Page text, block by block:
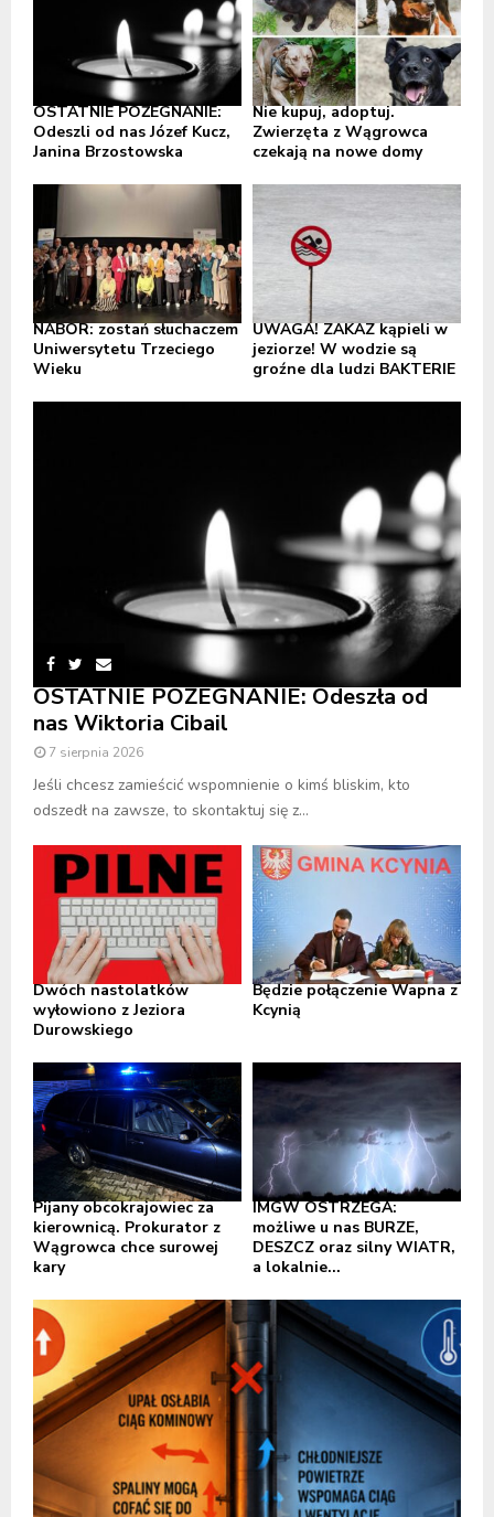
OSTATNIE POŻEGNANIE:
Odeszli od nas Józef Kucz,
Janina Brzostowska
Nie kupuj, adoptuj.
Zwierzęta z Wągrowca
czekają na nowe domy
NABÓR: zostań słuchaczem
Uniwersytetu Trzeciego
Wieku
UWAGA! ZAKAZ kąpieli w
jeziorze! W wodzie są
groźne dla ludzi BAKTERIE
OSTATNIE POŻEGNANIE: Odeszła od
nas Wiktoria Cibail
7 sierpnia 2026
Jeśli chcesz zamieścić wspomnienie o kimś bliskim, kto
odszedł na zawsze, to skontaktuj się z...
Dwóch nastolatków
wyłowiono z Jeziora
Durowskiego
Będzie połączenie Wapna z
Kcynią
Pijany obcokrajowiec za
kierownicą. Prokurator z
Wągrowca chce surowej
kary
IMGW OSTRZEGA:
możliwe u nas BURZE,
DESZCZ oraz silny WIATR,
a lokalnie...